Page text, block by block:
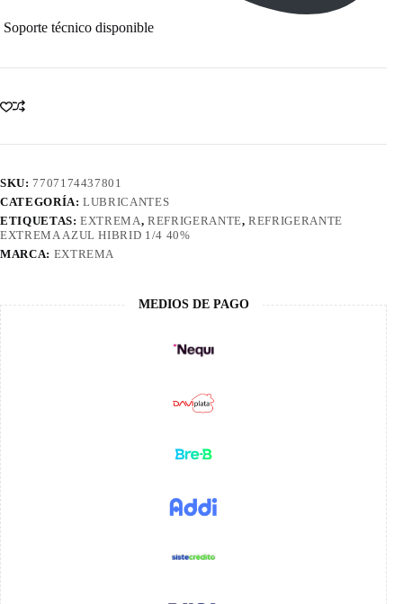
Soporte técnico disponible
SKU:7707174437801
CATEGORÍA:LUBRICANTES
ETIQUETAS:EXTREMA,REFRIGERANTE,REFRIGERANTE
EXTREMA AZUL HIBRID 1/4 40%
MARCA: EXTREMA
MEDIOS DE PAGO